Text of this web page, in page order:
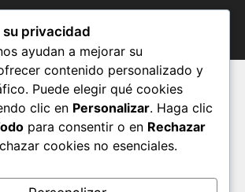
su privacidad
ayudan a mejorar su
contenido personalizado y
Puede elegir qué cookies
clic en Personalizar. Haga clic
para consentir o en Rechazar
cookies no esenciales.